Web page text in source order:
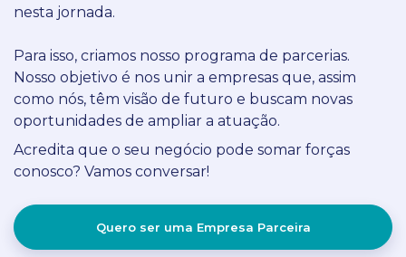
nesta jornada.
Para isso, criamos nosso programa de parcerias.
Nosso objetivo é nos unir a empresas que, assim
como nós, têm visão de futuro e buscam novas
oportunidades de ampliar a atuação.
Acredita que o seu negócio pode somar forças
conosco? Vamos conversar!
Quero ser uma Empresa Parceira